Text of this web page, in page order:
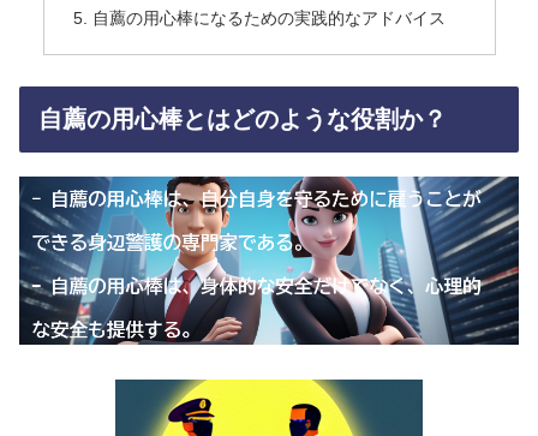
自薦の用心棒になるための実践的なアドバイス
自薦の用心棒とはどのような役割か？